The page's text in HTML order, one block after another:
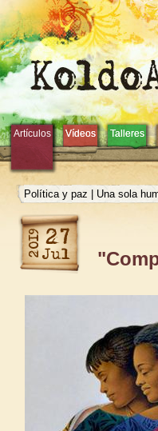
Artículos Vídeos Talleres
Artículos Vídeos Talleres
Política y paz Una sola